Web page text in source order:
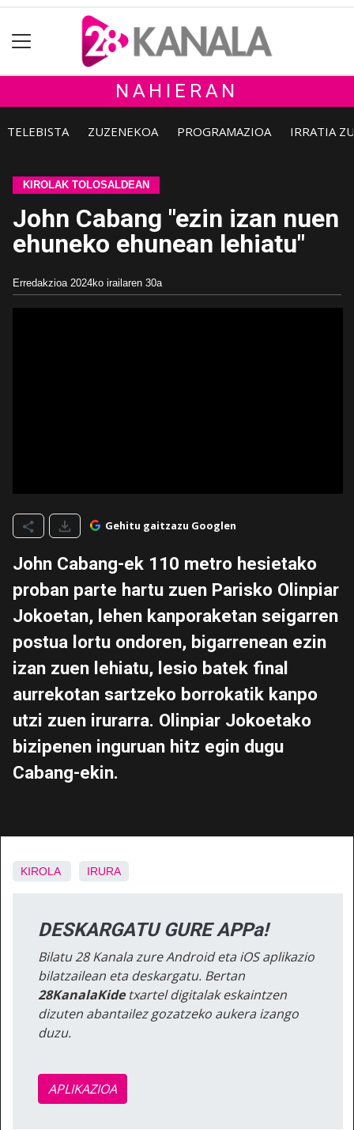
NAHIERAN
TELEBISTA ZUZENEKOA PROGRAMAZIOA IRRATIA
KIROLAK TOLOSALDEAN
John Cabang "ezin izan nuen
ehuneko ehunean lehiatu"
Erredakzioa 2024ko irailaren 30a
Gehitu gaitzazu Googlen
John Cabang-ek 110 metro hesietako
proban parte hartu zuen Parisko Olinpiar
Jokoetan, lehen kanporaketan seigarren
postua lortu ondoren, bigarrenean ezin
izan zuen lehiatu, lesio batek final
aurrekotan sartzeko borrokatik kanpo
utzi zuen irurarra. Olinpiar Jokoetako
bizipenen inguruan hitz egin dugu
Cabang-ekin.
KIROLA IRURA
DESKARGATU GURE APPa!
Bilatu 28 Kanala zure Android eta iOS aplikazio
bilatzailean eta deskargatu. Bertan
28KanalaKidetxartel digitalak eskaintzen
dizuten abantailez gozatzeko aukera izango
duzu.
APLIKAZIOA